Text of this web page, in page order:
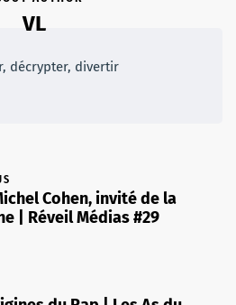
VL
décrypter, divertir
Cohen, invité de la
| Réveil Médias #29